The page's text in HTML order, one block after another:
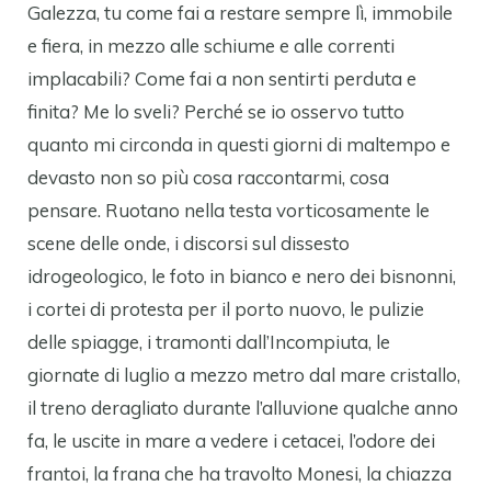
Galezza, tu come fai a restare sempre lì, immobile
e fiera, in mezzo alle schiume e alle correnti
implacabili? Come fai a non sentirti perduta e
finita? Me lo sveli? Perché se io osservo tutto
quanto mi circonda in questi giorni di maltempo e
devasto non so più cosa raccontarmi, cosa
pensare. Ruotano nella testa vorticosamente le
scene delle onde, i discorsi sul dissesto
idrogeologico, le foto in bianco e nero dei bisnonni,
i cortei di protesta per il porto nuovo, le pulizie
delle spiagge, i tramonti dall’Incompiuta, le
giornate di luglio a mezzo metro dal mare cristallo,
il treno deragliato durante l’alluvione qualche anno
fa, le uscite in mare a vedere i cetacei, l’odore dei
frantoi, la frana che ha travolto Monesi, la chiazza